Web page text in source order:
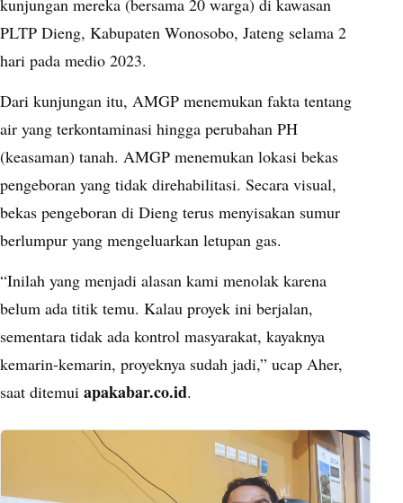
kunjungan mereka (bersama 20 warga) di kawasan
PLTP Dieng, Kabupaten Wonosobo, Jateng selama 2
hari pada medio 2023.
Dari kunjungan itu, AMGP menemukan fakta tentang
air yang terkontaminasi hingga perubahan PH
(keasaman) tanah. AMGP menemukan lokasi bekas
pengeboran yang tidak direhabilitasi. Secara visual,
bekas pengeboran di Dieng terus menyisakan sumur
berlumpur yang mengeluarkan letupan gas.
“Inilah yang menjadi alasan kami menolak karena
belum ada titik temu. Kalau proyek ini berjalan,
sementara tidak ada kontrol masyarakat, kayaknya
kemarin-kemarin, proyeknya sudah jadi,” ucap Aher,
saat ditemui apakabar.co.id.